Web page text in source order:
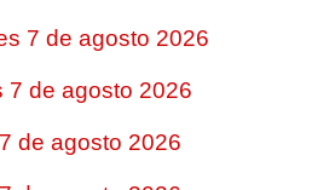
7 de agosto 2026
7 de agosto 2026
de agosto 2026